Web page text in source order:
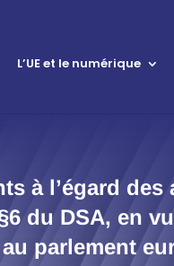
L’UE et le numérique
à l’égard des
du DSA, en
parlement